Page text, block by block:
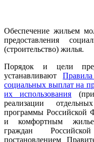
Обеспечение жильем
предоставления
(строительство) жилья.
Порядок и цели
устанавливают
социальных выплат на
их использования
реализации
программы Российской
и комфортным
граждан
постановлением